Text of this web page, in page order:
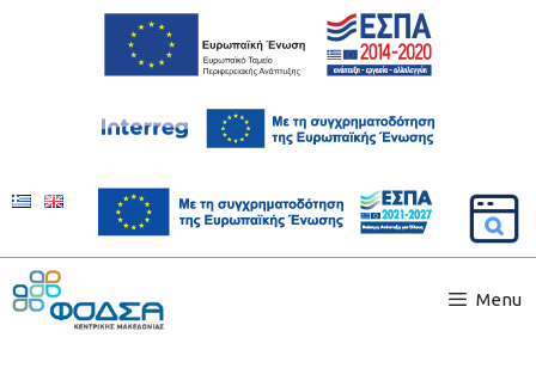
Menu